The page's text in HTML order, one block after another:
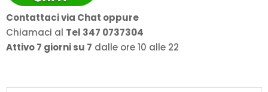
Contattaci via Chat oppure
Chiamaci al Tel 347 0737304
Attivo 7 giorni su 7 dalle ore 10 alle 22